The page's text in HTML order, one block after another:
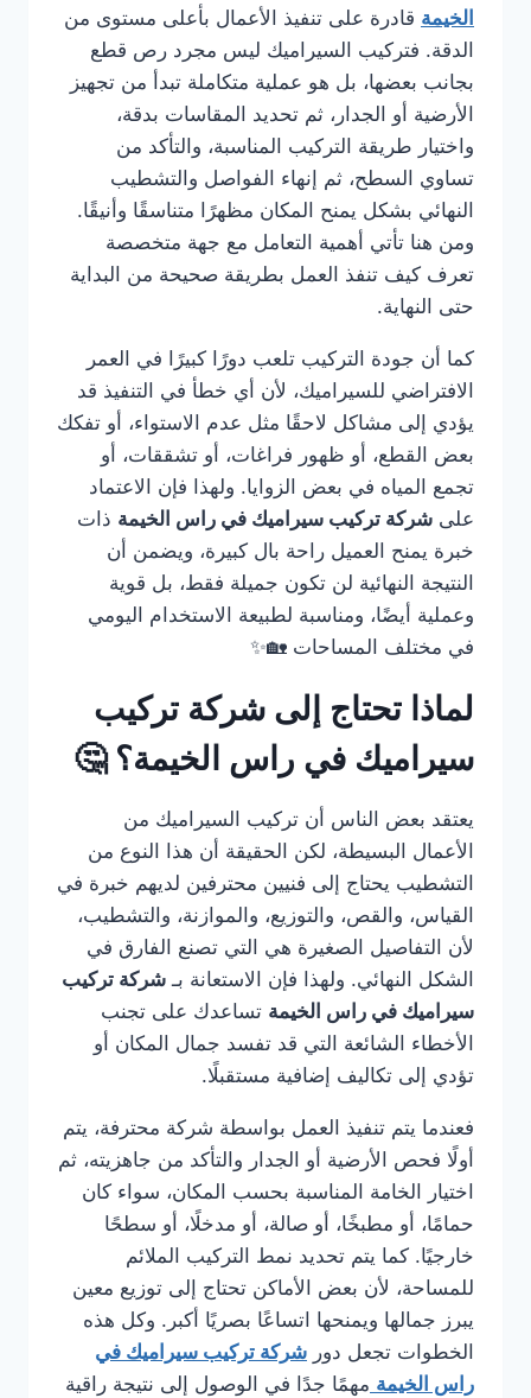
الخيمة قادرة على تنفيذ الأعمال بأعلى مستوى من
الدقة. فتركيب السيراميك ليس مجرد رص قطع
بجانب بعضها، بل هو عملية متكاملة تبدأ من تجهيز
الأرضية أو الجدار، ثم تحديد المقاسات بدقة،
واختيار طريقة التركيب المناسبة، والتأكد من
تساوي السطح، ثم إنهاء الفواصل والتشطيب
النهائي بشكل يمنح المكان مظهرًا متناسقًا وأنيقًا.
ومن هنا تأتي أهمية التعامل مع جهة متخصصة
تعرف كيف تنفذ العمل بطريقة صحيحة من البداية
حتى النهاية.
كما أن جودة التركيب تلعب دورًا كبيرًا في العمر
الافتراضي للسيراميك، لأن أي خطأ في التنفيذ قد
يؤدي إلى مشاكل لاحقًا مثل عدم الاستواء، أو تفكك
بعض القطع، أو ظهور فراغات، أو تشققات، أو
تجمع المياه في بعض الزوايا. ولهذا فإن الاعتماد
على شركة تركيب سيراميك في راس الخيمة ذات
خبرة يمنح العميل راحة بال كبيرة، ويضمن أن
النتيجة النهائية لن تكون جميلة فقط، بل قوية
وعملية أيضًا، ومناسبة لطبيعة الاستخدام اليومي
في مختلف المساحات 🏡✨
لماذا تحتاج إلى شركة تركيب
سيراميك في راس الخيمة؟ 🤔
يعتقد بعض الناس أن تركيب السيراميك من
الأعمال البسيطة، لكن الحقيقة أن هذا النوع من
التشطيب يحتاج إلى فنيين محترفين لديهم خبرة في
القياس، والقص، والتوزيع، والموازنة، والتشطيب،
لأن التفاصيل الصغيرة هي التي تصنع الفارق في
الشكل النهائي. ولهذا فإن الاستعانة بـ شركة تركيب
سيراميك في راس الخيمة تساعدك على تجنب
الأخطاء الشائعة التي قد تفسد جمال المكان أو
تؤدي إلى تكاليف إضافية مستقبلًا.
فعندما يتم تنفيذ العمل بواسطة شركة محترفة، يتم
أولًا فحص الأرضية أو الجدار والتأكد من جاهزيته، ثم
اختيار الخامة المناسبة بحسب المكان، سواء كان
حمامًا، أو مطبخًا، أو صالة، أو مدخلًا، أو سطحًا
خارجيًا. كما يتم تحديد نمط التركيب الملائم
للمساحة، لأن بعض الأماكن تحتاج إلى توزيع معين
يبرز جمالها ويمنحها اتساعًا بصريًا أكبر. وكل هذه
الخطوات تجعل دور شركة تركيب سيراميك في
راس الخيمة مهمًا جدًا في الوصول إلى نتيجة راقية